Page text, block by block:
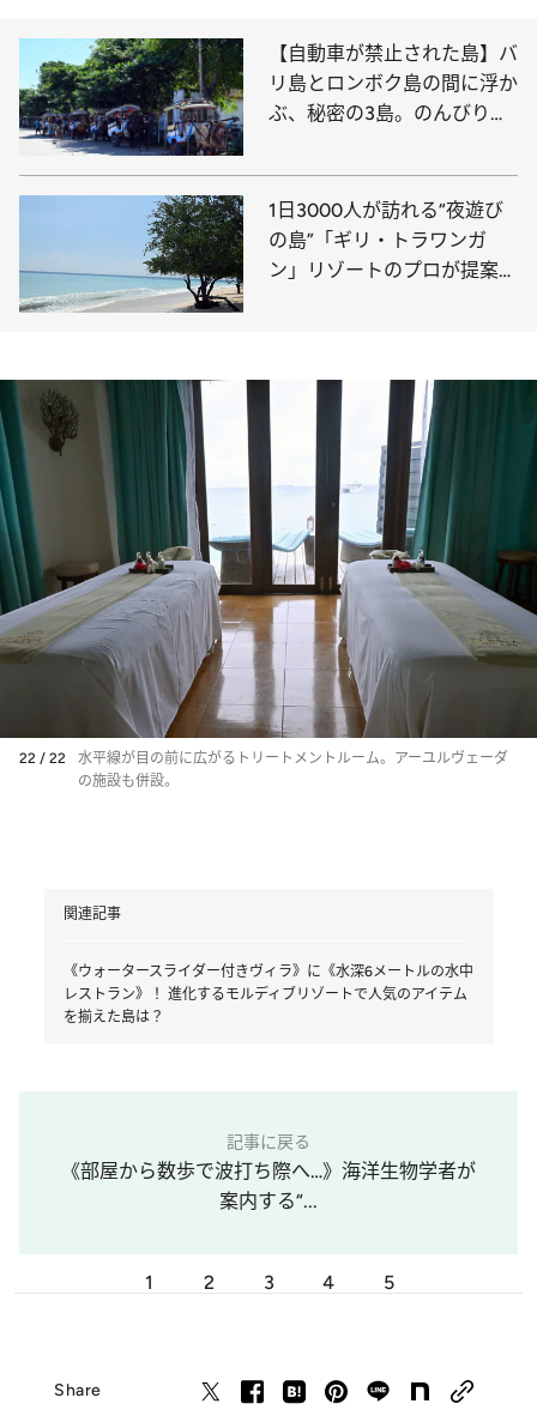
【自動車が禁止された島】バ
リ島とロンボク島の間に浮か
ぶ、秘密の3島。のんびりと
1日3000人が訪れる“夜遊び
の島”「ギリ・トラワンガ
ン」リゾートのプロが提案す
22 / 22
水平線が目の前に広がるトリートメントルーム。アーユルヴェーダ
の施設も併設。
関連記事
《ウォータースライダー付きヴィラ》に《水深6メートルの水中
レストラン》！ 進化するモルディブリゾートで人気のアイテム
を揃えた島は？
記事に戻る
《部屋から数歩で波打ち際へ…》海洋生物学者が
案内する“...
1 2 3 4 5
Share